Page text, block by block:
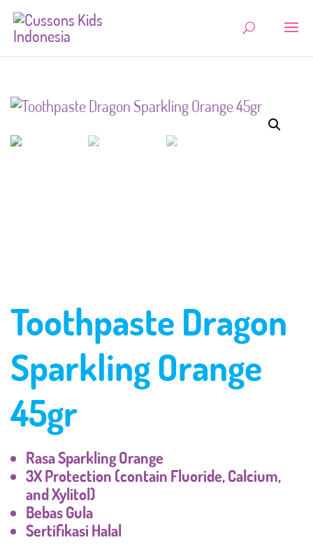
Toothpaste Dragon
Sparkling Orange
45gr
Rasa Sparkling Orange
3X Protection (contain Fluoride, Calcium,
and Xylitol)
Bebas Gula
Sertifikasi Halal